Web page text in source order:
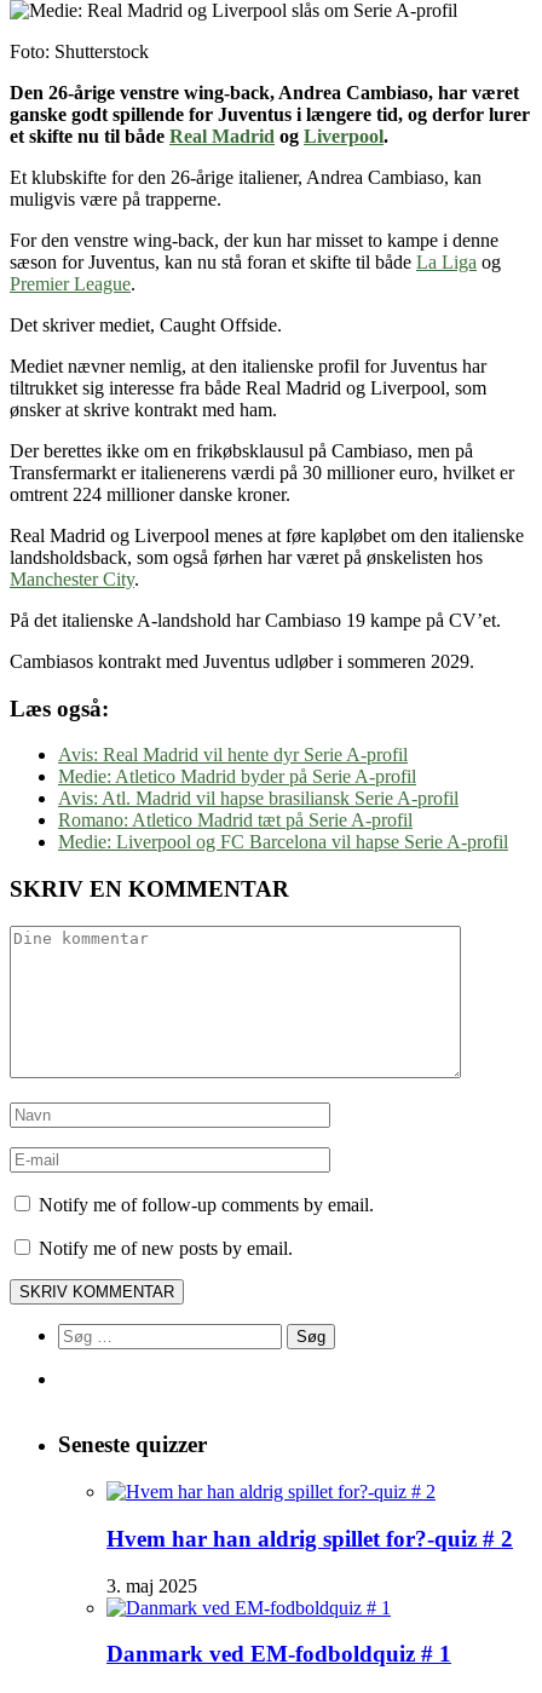
Foto: Shutterstock
Den 26-årige venstre wing-back, Andrea Cambiaso, har været
ganske godt spillende for Juventus i længere tid, og derfor lurer
et skifte nu til både Real Madrid og Liverpool.
Et klubskifte for den 26-årige italiener, Andrea Cambiaso, kan
muligvis være på trapperne.
For den venstre wing-back, der kun har misset to kampe i denne
sæson for Juventus, kan nu stå foran et skifte til både La Liga og
Premier League.
Det skriver mediet, Caught Offside.
Mediet nævner nemlig, at den italienske profil for Juventus har
tiltrukket sig interesse fra både Real Madrid og Liverpool, som
ønsker at skrive kontrakt med ham.
Der berettes ikke om en frikøbsklausul på Cambiaso, men på
Transfermarkt er italienerens værdi på 30 millioner euro, hvilket er
omtrent 224 millioner danske kroner.
Real Madrid og Liverpool menes at føre kapløbet om den italienske
landsholdsback, som også førhen har været på ønskelisten hos
Manchester City.
På det italienske A-landshold har Cambiaso 19 kampe på CV’et.
Cambiasos kontrakt med Juventus udløber i sommeren 2029.
Læs også:
Avis: Real Madrid vil hente dyr Serie A-profil
Medie: Atletico Madrid byder på Serie A-profil
Avis: Atl. Madrid vil hapse brasiliansk Serie A-profil
Romano: Atletico Madrid tæt på Serie A-profil
Medie: Liverpool og FC Barcelona vil hapse Serie A-profil
SKRIV EN KOMMENTAR
Notify me of follow-up comments by email.
Notify me of new posts by email.
Søg
efter:
Seneste quizzer
Hvem har han aldrig spillet for?-quiz # 2
3. maj 2025
Danmark ved EM-fodboldquiz # 1